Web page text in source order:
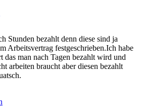
Stunden bezahlt denn diese sind ja
Arbeitsvertrag festgeschrieben.Ich habe
das man nach Tagen bezahlt wird und
arbeiten braucht aber diesen bezahlt